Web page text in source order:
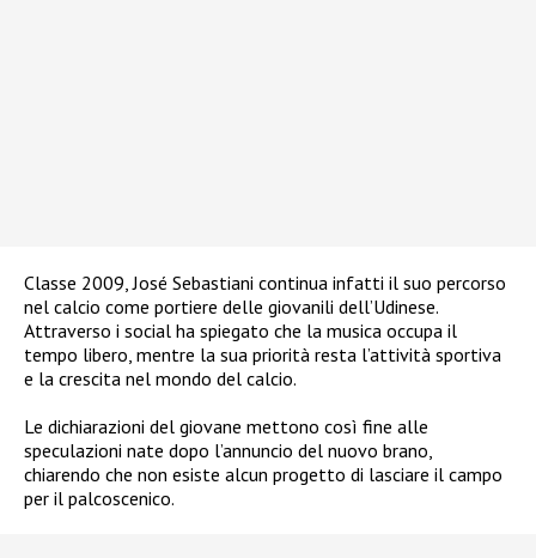
Classe 2009, José Sebastiani continua infatti il suo percorso
nel calcio come portiere delle giovanili dell’Udinese.
Attraverso i social ha spiegato che la musica occupa il
tempo libero, mentre la sua priorità resta l’attività sportiva
e la crescita nel mondo del calcio.
Le dichiarazioni del giovane mettono così fine alle
speculazioni nate dopo l’annuncio del nuovo brano,
chiarendo che non esiste alcun progetto di lasciare il campo
per il palcoscenico.